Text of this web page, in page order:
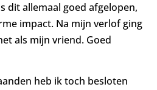
dit allemaal goed afgelopen,
impact. Na mijn verlof ging
als mijn vriend. Goed
heb ik toch besloten